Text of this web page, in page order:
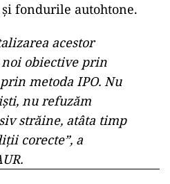
fondurile autohtone.
acestor
obiective prin
metoda IPO. Nu
nu refuzăm
străine, atâta timp
corecte”, a